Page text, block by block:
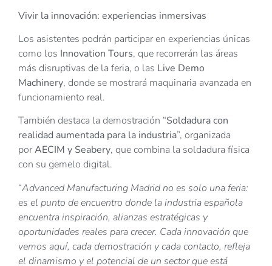
Vivir la innovación: experiencias inmersivas
Los asistentes podrán participar en experiencias únicas
como los Innovation Tours, que recorrerán las áreas
más disruptivas de la feria, o las Live Demo
Machinery, donde se mostrará maquinaria avanzada en
funcionamiento real.
También destaca la demostración “Soldadura con
realidad aumentada para la industria”, organizada
porAECIM y Seabery, que combina la soldadura física
con su gemelo digital.
“Advanced Manufacturing Madrid no es solo una feria:
es el punto de encuentro donde la industria española
encuentra inspiración, alianzas estratégicas y
oportunidades reales para crecer. Cada innovación que
vemos aquí, cada demostración y cada contacto, refleja
el dinamismo y el potencial de un sector que está